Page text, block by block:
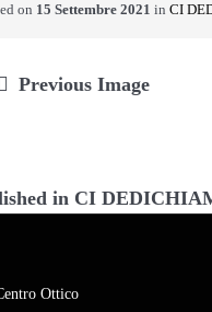
on 15 Settembre 2021 in CI
Previous Image
in CI